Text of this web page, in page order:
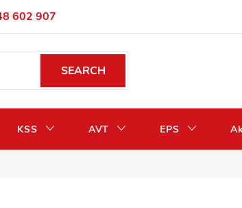
602 907
/ vrátenie peňazí
SEARCH
KSS AVT EPS